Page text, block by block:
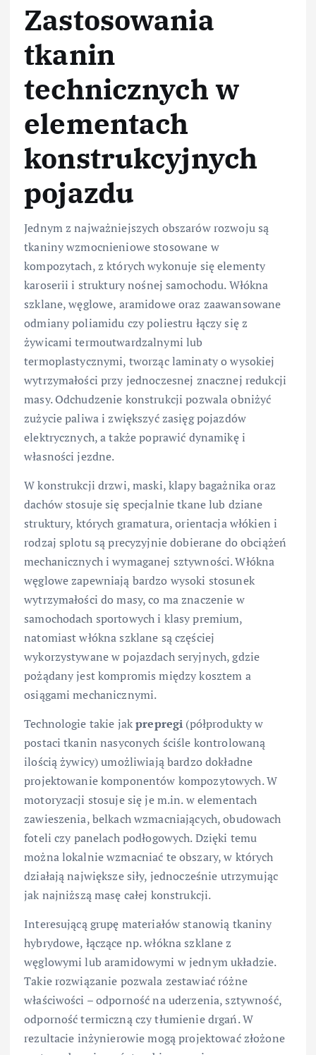
Zastosowania
tkanin
technicznych w
elementach
konstrukcyjnych
pojazdu
Jednym z najważniejszych obszarów rozwoju są
tkaniny wzmocnieniowe stosowane w
kompozytach, z których wykonuje się elementy
karoserii i struktury nośnej samochodu. Włókna
szklane, węglowe, aramidowe oraz zaawansowane
odmiany poliamidu czy poliestru łączy się z
żywicami termoutwardzalnymi lub
termoplastycznymi, tworząc laminaty o wysokiej
wytrzymałości przy jednoczesnej znacznej redukcji
masy. Odchudzenie konstrukcji pozwala obniżyć
zużycie paliwa i zwiększyć zasięg pojazdów
elektrycznych, a także poprawić dynamikę i
własności jezdne.
W konstrukcji drzwi, maski, klapy bagażnika oraz
dachów stosuje się specjalnie tkane lub dziane
struktury, których gramatura, orientacja włókien i
rodzaj splotu są precyzyjnie dobierane do obciążeń
mechanicznych i wymaganej sztywności. Włókna
węglowe zapewniają bardzo wysoki stosunek
wytrzymałości do masy, co ma znaczenie w
samochodach sportowych i klasy premium,
natomiast włókna szklane są częściej
wykorzystywane w pojazdach seryjnych, gdzie
pożądany jest kompromis między kosztem a
osiągami mechanicznymi.
Technologie takie jakprepregi (półprodukty w
postaci tkanin nasyconych ściśle kontrolowaną
ilością żywicy) umożliwiają bardzo dokładne
projektowanie komponentów kompozytowych. W
motoryzacji stosuje się je m.in. w elementach
zawieszenia, belkach wzmacniających, obudowach
foteli czy panelach podłogowych. Dzięki temu
można lokalnie wzmacniać te obszary, w których
działają największe siły, jednocześnie utrzymując
jak najniższą masę całej konstrukcji.
Interesującą grupę materiałów stanowią tkaniny
hybrydowe, łączące np. włókna szklane z
węglowymi lub aramidowymi w jednym układzie.
Takie rozwiązanie pozwala zestawiać różne
właściwości – odporność na uderzenia, sztywność,
odporność termiczną czy tłumienie drgań. W
rezultacie inżynierowie mogą projektować złożone